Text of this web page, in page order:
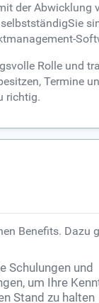
der
Rolle und
Termine
richtig.
Benefits. Dazu
Schulungen und
um Ihre
Stand zu halten